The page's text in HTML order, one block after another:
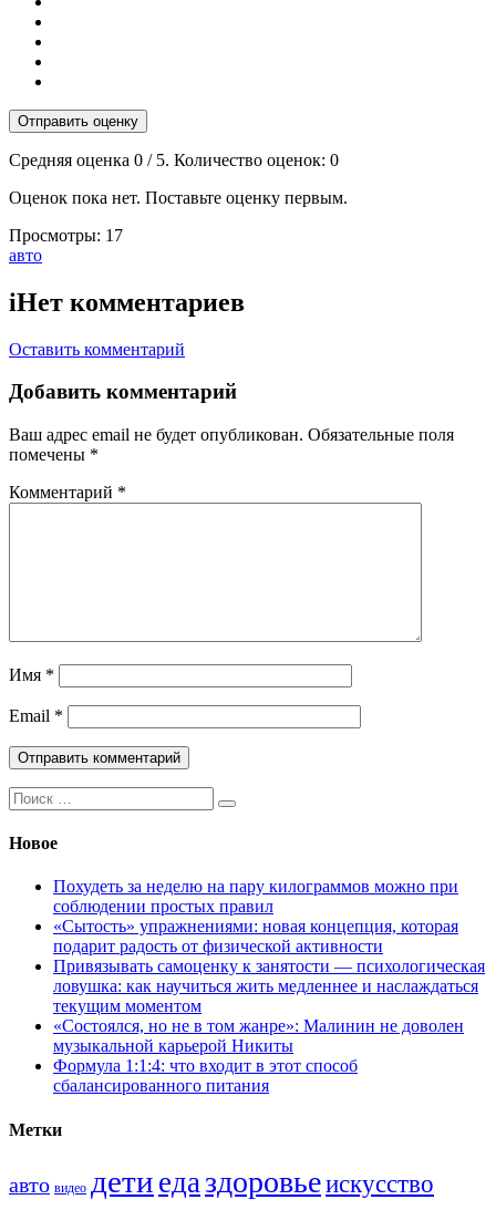
Отправить оценку
Средняя оценка 0 / 5. Количество оценок: 0
Оценок пока нет. Поставьте оценку первым.
Просмотры: 17
Тэги:
авто
iНет комментариев
Оставить комментарий
Добавить комментарий
Ваш адрес email не будет опубликован. Обязательные поля
помечены *
Комментарий *
Имя *
Email *
Поиск:
Новое
Похудеть за неделю на пару килограммов можно при
соблюдении простых правил
«Сытость» упражнениями: новая концепция, которая
подарит радость от физической активности
Привязывать самоценку к занятости — психологическая
ловушка: как научиться жить медленнее и наслаждаться
текущим моментом
«Состоялся, но не в том жанре»: Малинин не доволен
музыкальной карьерой Никиты
Формула 1:1:4: что входит в этот способ
сбалансированного питания
Метки
авто видео дети едаздоровьеискусство